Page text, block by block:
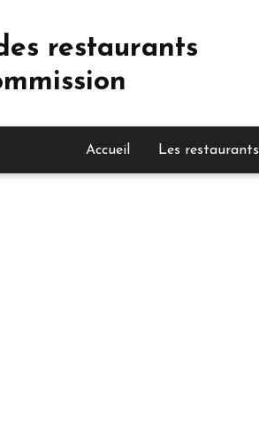
restaurants
Accueil Les restaurants